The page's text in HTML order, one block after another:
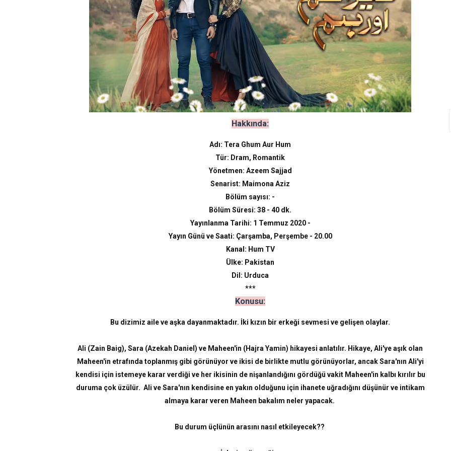
Hakkında:
Adı: Tera Ghum Aur Hum
Tür: Dram, Romantik
Yönetmen: Azeem Sajjad
Senarist: Maimona Aziz
Bölüm sayısı: -
Bölüm Süresi: 38 - 40 dk.
Yayınlanma Tarihi: 1 Temmuz 2020 -
Yayın Günü ve Saati: Çarşamba, Perşembe - 20.00
Kanal: Hum TV
Ülke: Pakistan
Dil: Urduca
***
Konusu:
Bu dizimiz aile ve aşka dayanmaktadır. İki kızın bir erkeği sevmesi ve gelişen olaylar.
Ali (Zain Baig), Sara (Azekah Daniel) ve Maheen'in (Hajra Yamin) hikayesi anlatılır. Hikaye, Ali'ye aşık olan
Maheen'in etrafında toplanmış gibi görünüyor ve ikisi de birlikte mutlu görünüyorlar, ancak Sara'nın Ali'yi
kendisi için istemeye karar verdiği ve her ikisinin de nişanlandığını gördüğü vakit Maheen'in kalbı kırılır bu
duruma çok üzülür. Ali ve Sara'nın kendisine en yakın olduğunu için ihanete uğradığını düşünür ve intikam
almaya karar veren Maheen bakalım neler yapacak.
Bu durum üçlünün arasını nasıl etkileyecek??